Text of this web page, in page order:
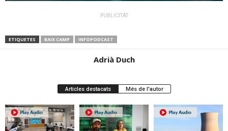
PUBLICITAT
ETIQUETES BAIX CAMP INFOPODCAST
Adrià Duch
Articles destacats Més de l'autor